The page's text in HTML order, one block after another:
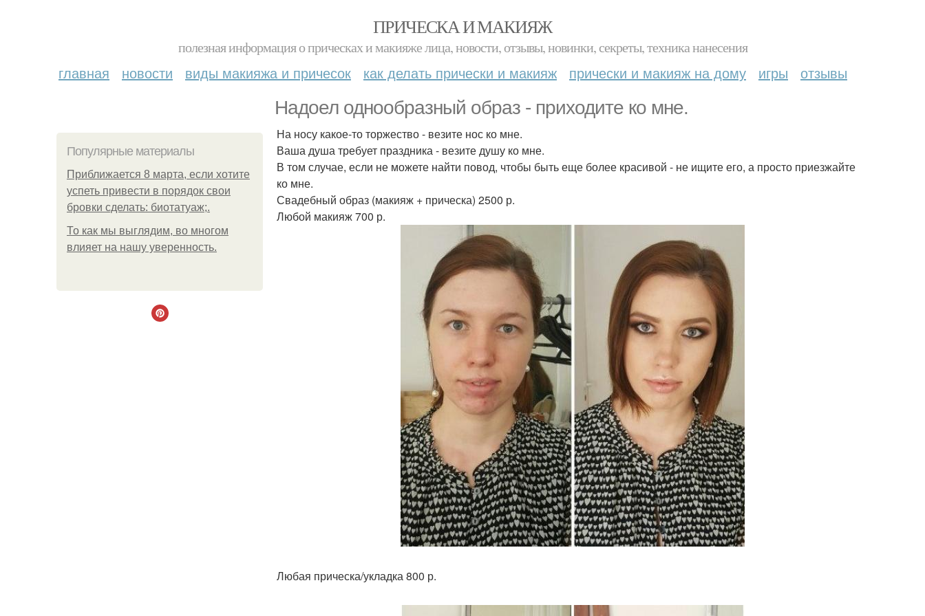
ПРИЧЕСКА И МАКИЯЖ
полезная информация о прическах и макияже лица, новости, отзывы, новинки, секреты, техника нанесения
главная новости виды макияжа и причесок как делать прически и макияж прически и макияж на дому игры отзывы
Надоел однообразный образ - приходите ко мне.
Популярные материалы
Приближается 8 марта, если хотите
успеть привести в порядок свои
бровки сделать: биотатуаж;.
То как мы выглядим, во многом
влияет на нашу уверенность.
На носу какое-то торжество - везите нос ко мне.
Ваша душа требует праздника - везите душу ко мне.
В том случае, если не можете найти повод, чтобы быть еще более красивой - не ищите его, а просто приезжайте
ко мне.
Свадебный образ (макияж + прическа) 2500 р.
Любой макияж 700 р.
Любая прическа/укладка 800 р.